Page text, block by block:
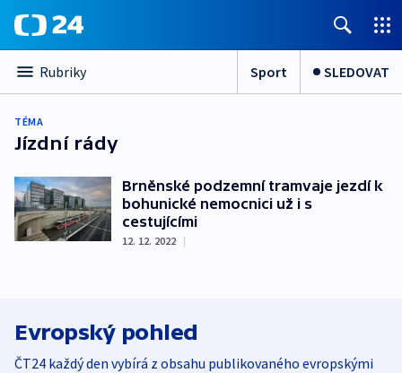
Rubriky Sport SLEDOVAT
TÉMA
Jízdní rády
Brněnské podzemní tramvaje jezdí k
bohunické nemocnici už i s
cestujícími
12. 12. 2022 |
Evropský pohled
ČT24 každý den vybírá z obsahu publikovaného evropskými